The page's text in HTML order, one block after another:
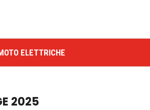
ELETTRICHE
2025